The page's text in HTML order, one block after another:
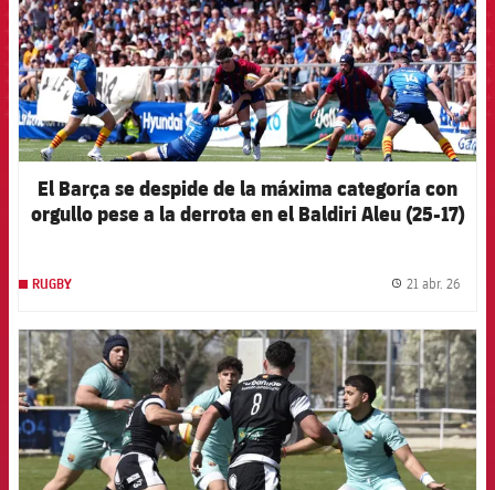
El Barça se despide de la máxima categoría con
orgullo pese a la derrota en el Baldiri Aleu (25-17)
RUGBY 21 abr. 26
FCB Barcelona badge